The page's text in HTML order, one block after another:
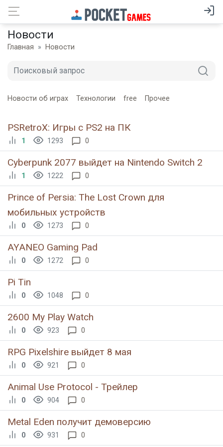
Новости
Главная Новости
Новости об играх Технологии free Прочее
PSRetroX: Игры с PS2 на ПК
1 1293 0
Cyberpunk 2077 выйдет на Nintendo Switch 2
1 1222 0
Prince of Persia: The Lost Crown для
мобильных устройств
0 1273 0
AYANEO Gaming Pad
0 1272 0
Pi Tin
0 1048 0
2600 My Play Watch
0 923 0
RPG Pixelshire выйдет 8 мая
0 921 0
Animal Use Protocol - Трейлер
0 904 0
Metal Eden получит демоверсию
0 931 0